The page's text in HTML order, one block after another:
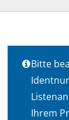
Bitte
Ihrem